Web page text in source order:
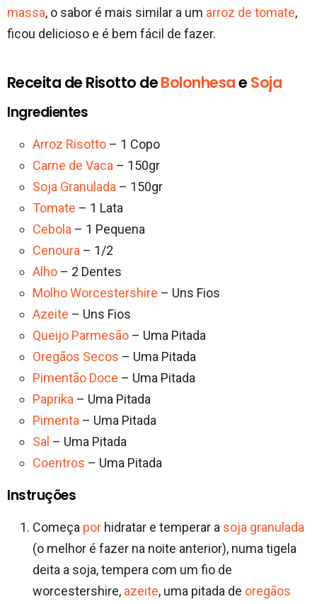
massa, o sabor é mais similar a um arroz de tomate,
ficou delicioso e é bem fácil de fazer.
Receita de Risotto deBolonhesae Soja
Ingredientes
Arroz Risotto – 1 Copo
Carne de Vaca – 150gr
Soja Granulada – 150gr
Tomate – 1 Lata
Cebola – 1 Pequena
Cenoura – 1/2
Alho – 2 Dentes
Molho Worcestershire – Uns Fios
Azeite – Uns Fios
Queijo Parmesão – Uma Pitada
Oregãos Secos – Uma Pitada
Pimentão Doce – Uma Pitada
Paprika – Uma Pitada
Pimenta – Uma Pitada
Sal – Uma Pitada
Coentros – Uma Pitada
Instruções
Começa por hidratar e temperar a soja granulada
(o melhor é fazer na noite anterior), numa tigela
deita a soja, tempera com um fio de
worcestershire, azeite, uma pitada de oregãos